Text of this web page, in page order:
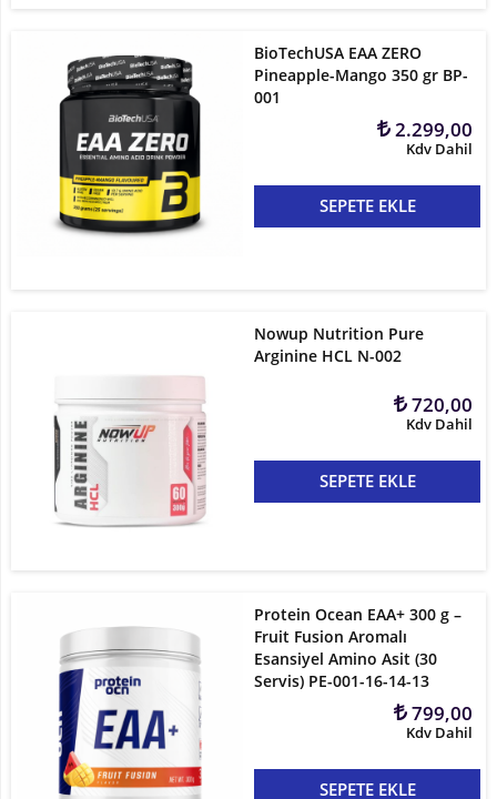
Markalar
BioTechUSA EAA ZERO
Pineapple-Mango 350 gr BP-
001
2.299,00
Kdv Dahil
SEPETE EKLE
Nowup Nutrition Pure
Arginine HCL N-002
720,00
Kdv Dahil
SEPETE EKLE
Protein Ocean EAA+ 300 g –
Fruit Fusion Aromalı
Esansiyel Amino Asit (30
Servis) PE-001-16-14-13
799,00
Kdv Dahil
SEPETE EKLE